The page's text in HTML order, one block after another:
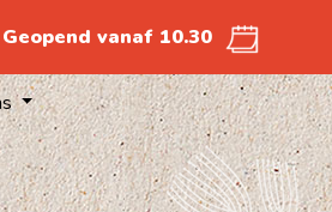
Geopend vanaf 10.30